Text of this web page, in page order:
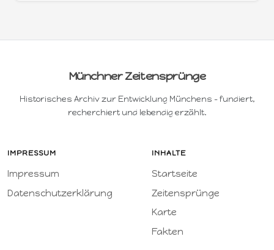
Münchner Zeitensprünge
Historisches Archiv zur Entwicklung Münchens – fundiert,
recherchiert und lebendig erzählt.
IMPRESSUM
Impressum
Datenschutzerklärung
INHALTE
Startseite
Zeitensprünge
Karte
Fakten